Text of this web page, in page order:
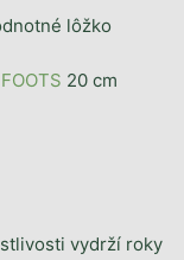
lôžko
FOOTS 20 cm
vydrží roky